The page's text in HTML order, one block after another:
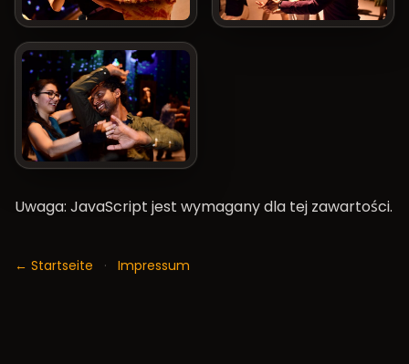
Uwaga: JavaScript jest wymagany dla tej zawartości.
← Startseite · Impressum